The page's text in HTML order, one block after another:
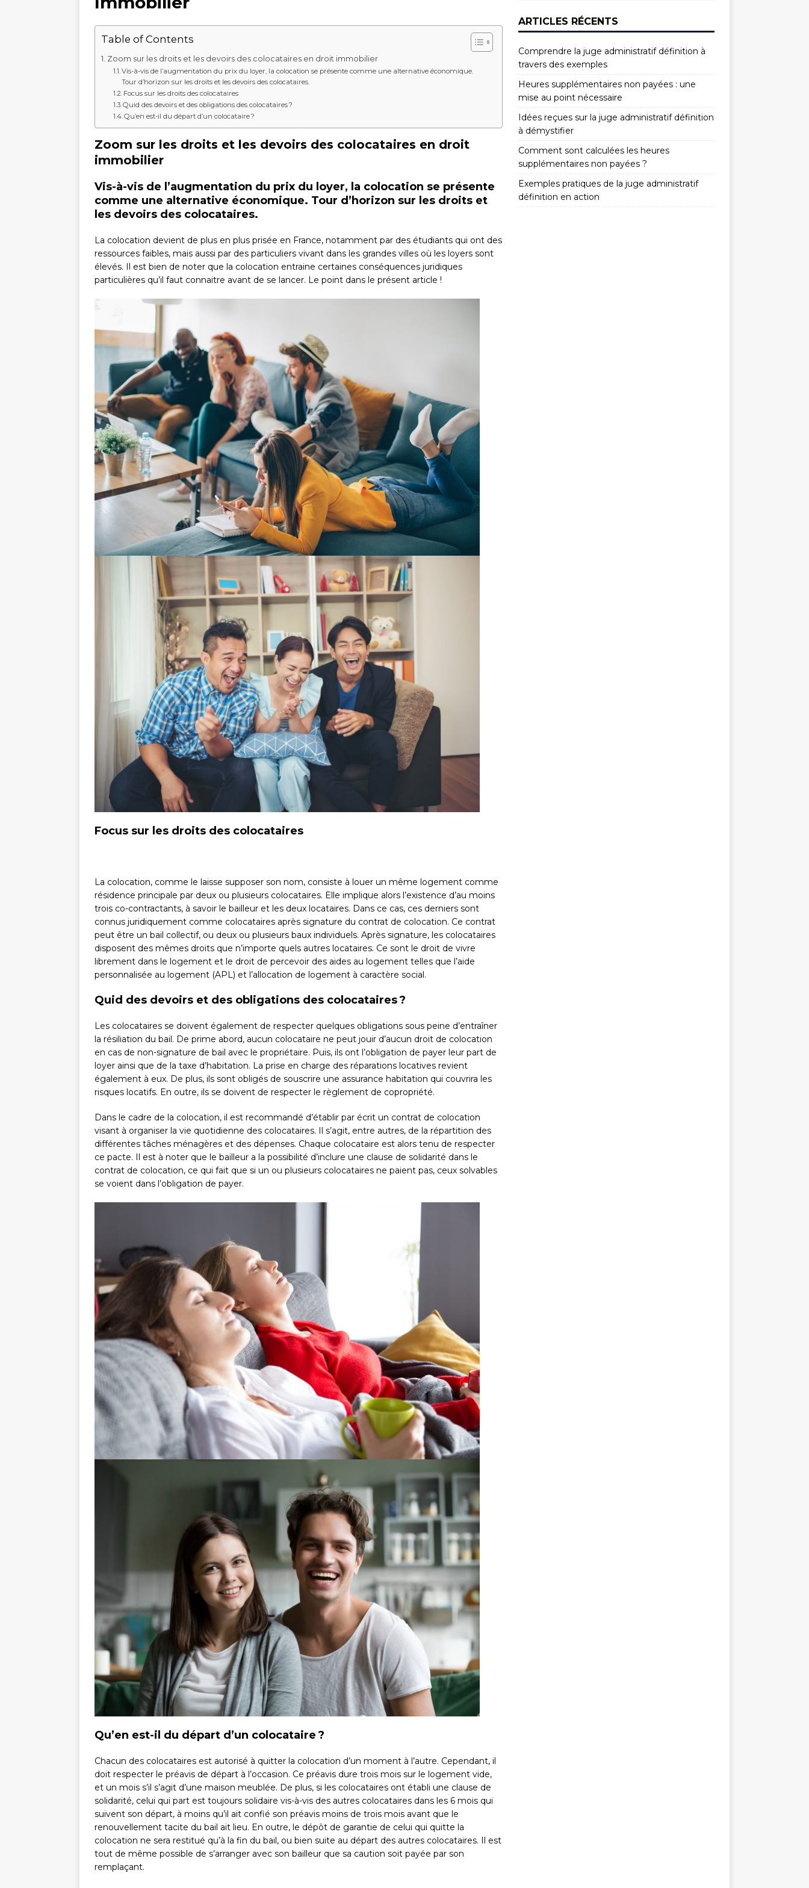
Table of Contents
Zoom sur les droits et les devoirs des colocataires en droit immobilier
Vis-à-vis de l’augmentation du prix du loyer, la colocation se présente comme une alternative économique.
Tour d’horizon sur les droits et les devoirs des colocataires.
Focus sur les droits des colocataires
Quid des devoirs et des obligations des colocataires ?
Qu’en est-il du départ d’un colocataire ?
Zoom sur les droits et les devoirs des colocataires en droit
immobilier
Vis-à-vis de l’augmentation du prix du loyer, la colocation se présente
comme une alternative économique. Tour d’horizon sur les droits et
les devoirs des colocataires.
La colocation devient de plus en plus prisée en France, notamment par des étudiants qui ont des
ressources faibles, mais aussi par des particuliers vivant dans les grandes villes où les loyers sont
élevés. Il est bien de noter que la colocation entraine certaines conséquences juridiques
particulières qu’il faut connaitre avant de se lancer. Le point dans le présent article !
Focus sur les droits des colocataires
La colocation, comme le laisse supposer son nom, consiste à louer un même logement comme
résidence principale par deux ou plusieurs colocataires. Elle implique alors l’existence d’au moins
trois co-contractants, à savoir le bailleur et les deux locataires. Dans ce cas, ces derniers sont
connus juridiquement comme colocataires après signature du contrat de colocation. Ce contrat
peut être un bail collectif, ou deux ou plusieurs baux individuels. Après signature, les colocataires
disposent des mêmes droits que n’importe quels autres locataires. Ce sont le droit de vivre
librement dans le logement et le droit de percevoir des aides au logement telles que l’aide
personnalisée au logement (APL) et l’allocation de logement à caractère social.
Quid des devoirs et des obligations des colocataires ?
Les colocataires se doivent également de respecter quelques obligations sous peine d’entraîner
la résiliation du bail. De prime abord, aucun colocataire ne peut jouir d’aucun droit de colocation
en cas de non-signature de bail avec le propriétaire. Puis, ils ont l’obligation de payer leur part de
loyer ainsi que de la taxe d’habitation. La prise en charge des réparations locatives revient
également à eux. De plus, ils sont obligés de souscrire une assurance habitation qui couvrira les
risques locatifs. En outre, ils se doivent de respecter le règlement de copropriété.
Dans le cadre de la colocation, il est recommandé d’établir par écrit un contrat de colocation
visant à organiser la vie quotidienne des colocataires. Il s’agit, entre autres, de la répartition des
différentes tâches ménagères et des dépenses. Chaque colocataire est alors tenu de respecter
ce pacte. Il est à noter que le bailleur a la possibilité d’inclure une clause de solidarité dans le
contrat de colocation, ce qui fait que si un ou plusieurs colocataires ne paient pas, ceux solvables
se voient dans l’obligation de payer.
Qu’en est-il du départ d’un colocataire ?
Chacun des colocataires est autorisé à quitter la colocation d’un moment à l’autre. Cependant, il
doit respecter le préavis de départ à l’occasion. Ce préavis dure trois mois sur le logement vide,
et un mois s’il s’agit d’une maison meublée. De plus, si les colocataires ont établi une clause de
solidarité, celui qui part est toujours solidaire vis-à-vis des autres colocataires dans les 6 mois qui
suivent son départ, à moins qu’il ait confié son préavis moins de trois mois avant que le
renouvellement tacite du bail ait lieu. En outre, le dépôt de garantie de celui qui quitte la
colocation ne sera restitué qu’à la fin du bail, ou bien suite au départ des autres colocataires. Il est
tout de même possible de s’arranger avec son bailleur que sa caution soit payée par son
remplaçant.
ARTICLES RÉCENTS
Comprendre la juge administratif définition à
travers des exemples
Heures supplémentaires non payées : une
mise au point nécessaire
Idées reçues sur la juge administratif définition
à démystifier
Comment sont calculées les heures
supplémentaires non payées ?
Exemples pratiques de la juge administratif
définition en action